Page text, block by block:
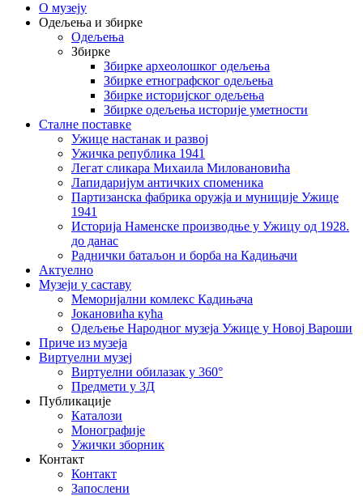
О музеју
Одељења и збирке
Одељења
Збирке
Збирке археолошког одељења
Збирке етнографског одељења
Збирке историјског одељења
Збирке одељења историје уметности
Сталне поставке
Ужице настанак и развој
Ужичка република 1941
Легат сликара Михаила Миловановића
Лапидаријум античких споменика
Партизанска фабрика оружја и муниције Ужице
1941
Историја Наменске производње у Ужицу од 1928.
до данас
Раднички батаљон и борба на Кадињачи
Актуелно
Музеји у саставу
Меморијални комлекс Кадињача
Јокановића кућа
Oдељење Народног музеја Ужице у Новој Вароши
Приче из музеја
Виртуелни музеј
Виртуелни обилазак у 360°
Предмети у 3Д
Публикације
Каталози
Монографије
Ужички зборник
Контакт
Контакт
Запослени